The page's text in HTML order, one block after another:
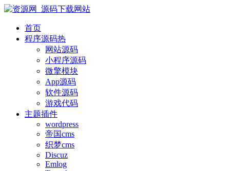
首页
程序源码热
网站源码
小程序源码
微擎模块
App源码
软件源码
游戏代码
主题插件
wordpress
帝国cms
织梦cms
Discuz
Emlog